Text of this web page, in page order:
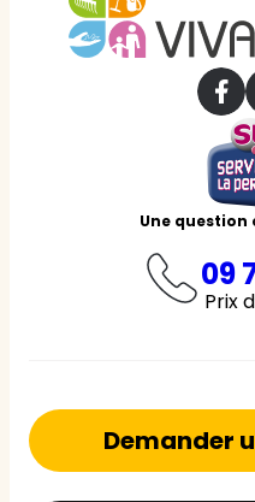
Une question
09
Prix
Demander